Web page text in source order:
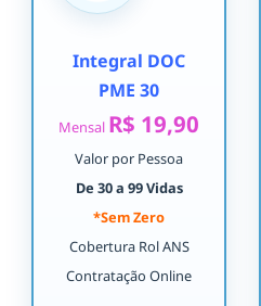
Integral DOC
PME 30
Mensal R$ 19,90
Valor por Pessoa
De 30 a 99 Vidas
*Sem Zero
Cobertura Rol ANS
Contratação Online